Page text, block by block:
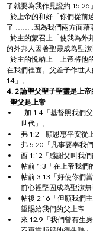
了就要為我作見證約 15:26
於上帝的和好「你們從前
了 …… .因為我們兩方面藉
於主的蒙召上「使我為外
的外邦人因著聖靈成為聖潔
於主的悅納上「上帝將他
在我們裡面。父差子作世
14」。
4. 2 論聖父聖子聖靈是上
聖父是上帝
加 1:4「基督照我們
世代」。
弗 1:2「願恩惠平安從
弗 5:20「凡事要奉我
西 1:12「感謝父叫我
帖前 1:3「在上帝我們
帖前 3:13「好使你們
前心裡堅固成為聖潔無
帖後 2:16「但願我們
望賜給我們的父上帝 …
來 12:9「我們曾有生